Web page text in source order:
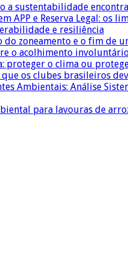
a sustentabilidade
APP e Reserva Legal: os
e resiliência
do zoneamento e o fim de
o acolhimento
o clima ou
os clubes brasileiros
Ambientais: Análise
para lavouras de